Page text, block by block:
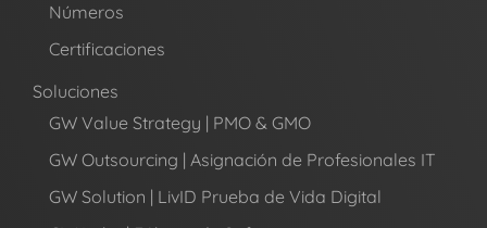
Números
Certificaciones
Soluciones
GW Value Strategy | PMO & GMO
GW Outsourcing | Asignación de Profesionales IT
GW Solution | LivID Prueba de Vida Digital